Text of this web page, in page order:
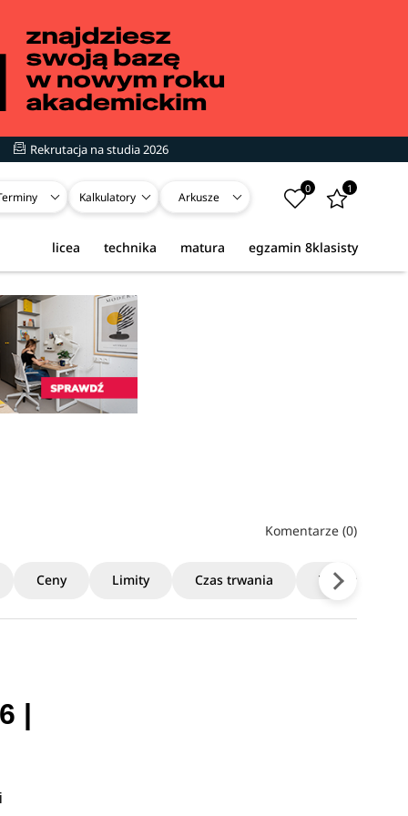
Rekrutacja na studia 2026
Kalkulatory Arkusze
0 1
egzamin 8klasisty
matura
technika
licea
Komentarze (0)
Ceny Limity Czas trwania Terminy
|